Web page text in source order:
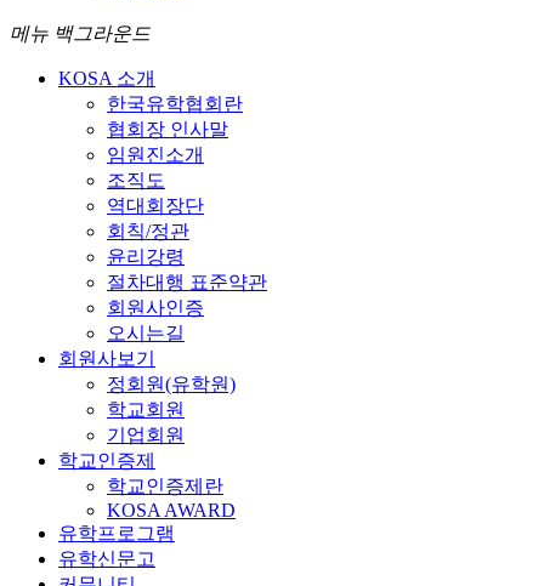
메뉴 백그라운드
KOSA 소개
한국유학협회란
협회장 인사말
임원진소개
조직도
역대회장단
회칙/정관
윤리강령
절차대행 표준약관
회원사인증
오시는길
회원사보기
정회원(유학원)
학교회원
기업회원
학교인증제
학교인증제란
KOSA AWARD
유학프로그램
유학신문고